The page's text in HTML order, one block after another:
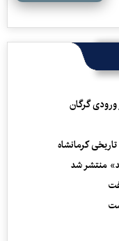
ورودی گرگان
کرمانشاه
منتشر شد